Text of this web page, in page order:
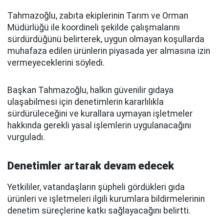
Tahmazoğlu, zabıta ekiplerinin Tarım ve Orman
Müdürlüğü ile koordineli şekilde çalışmalarını
sürdürdüğünü belirterek, uygun olmayan koşullarda
muhafaza edilen ürünlerin piyasada yer almasına izin
vermeyeceklerini söyledi.
Başkan Tahmazoğlu, halkın güvenilir gıdaya
ulaşabilmesi için denetimlerin kararlılıkla
sürdürüleceğini ve kurallara uymayan işletmeler
hakkında gerekli yasal işlemlerin uygulanacağını
vurguladı.
Denetimler artarak devam edecek
Yetkililer, vatandaşların şüpheli gördükleri gıda
ürünleri ve işletmeleri ilgili kurumlara bildirmelerinin
denetim süreçlerine katkı sağlayacağını belirtti.